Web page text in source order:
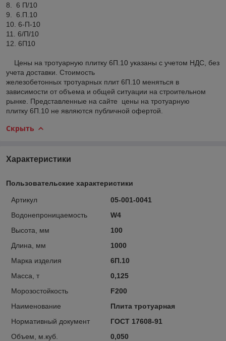
8. 6 П/10
9. 6.П.10
10. 6-П-10
11. 6/П/10
12. 6П10
Цены на тротуарную плитку 6П.10 указаны с учетом НДС, без
учета доставки. Стоимость
железобетонных тротуарных плит 6П.10 меняться в
зависимости от объема и общей ситуации на строительном
рынке. Представленные на сайте цены на тротуарную
плитку 6П.10 не являются публичной офертой.
Скрыть
Характеристики
Пользовательские характеристики
Артикул
05-001-0041
Водонепроницаемость
W4
Высота, мм
100
Длина, мм
1000
Марка изделия
6П.10
Масса, т
0,125
Морозостойкость
F200
Наименование
Плита тротуарная
Нормативный документ
ГОСТ 17608-91
Объем, м.куб.
0,050